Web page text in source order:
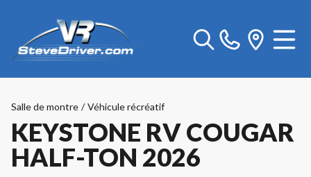
Salle de montre / Véhicule récréatif
KEYSTONE RV COUGAR
HALF-TON 2026